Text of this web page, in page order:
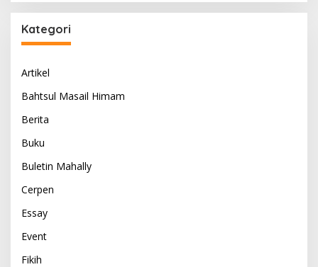
Kategori
Artikel
Bahtsul Masail Himam
Berita
Buku
Buletin Mahally
Cerpen
Essay
Event
Fikih